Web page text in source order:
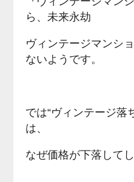
ら、未来永劫
ヴィンテージマンシ
ないようです。
では“ヴィンテージ落
は、
なぜ価格が下落して